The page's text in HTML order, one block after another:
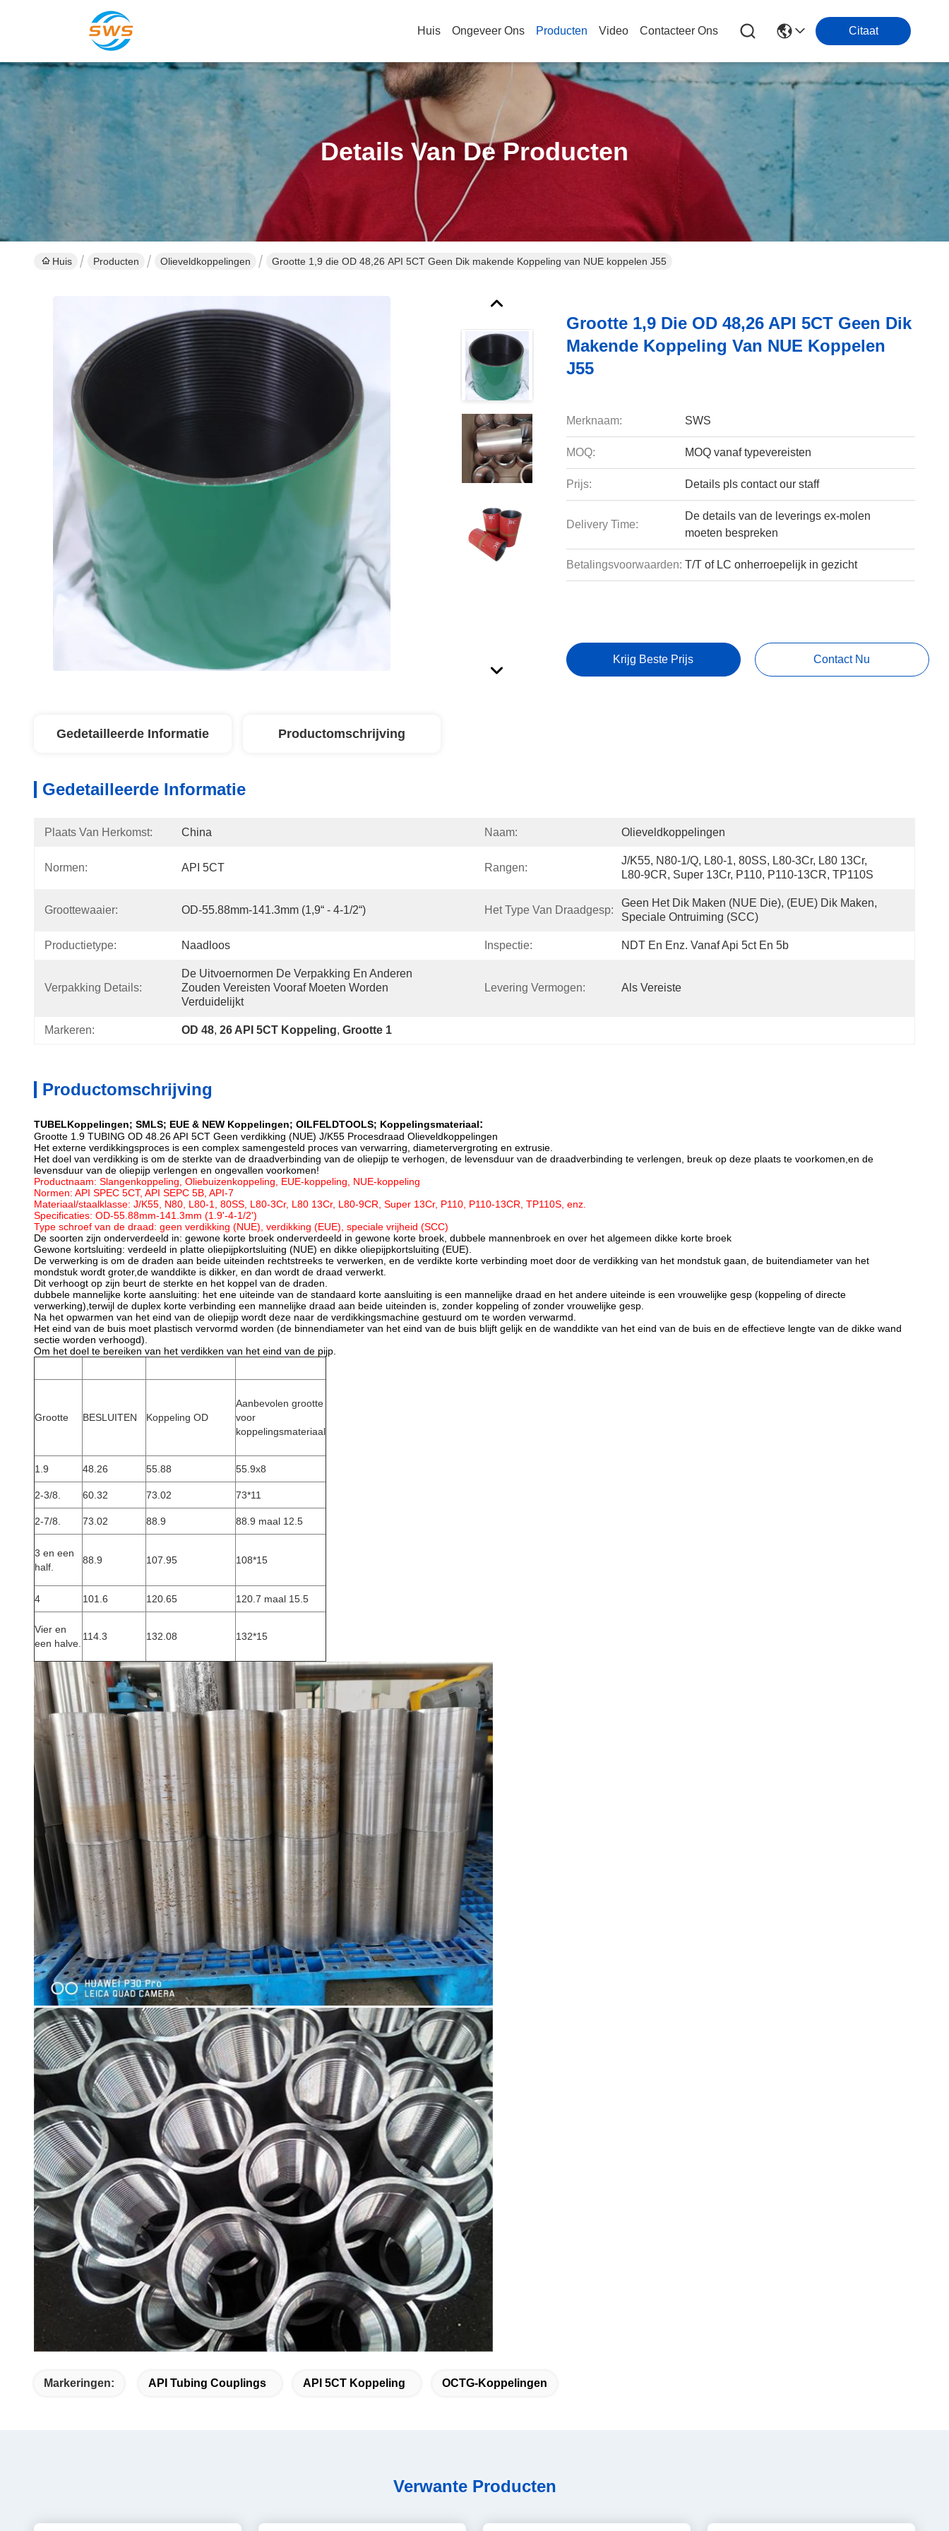
Huis Ongeveer Ons Producten Video Contacteer Ons Citaat
Details Van De Producten
Huis Producten Olieveldkoppelingen Grootte 1,9 die OD 48,26 API 5CT Geen Dik makende Koppeling van NUE koppelen J55
Grootte 1,9 Die OD 48,26 API 5CT Geen Dik
Makende Koppeling Van NUE Koppelen
J55
Merknaam: SWS
MOQ: MOQ vanaf typevereisten
Prijs: Details pls contact our staff
Delivery Time:
De details van de leverings ex-molen
moeten bespreken
Betalingsvoorwaarden: T/T of LC onherroepelijk in gezicht
Krijg Beste Prijs Contact Nu
Gedetailleerde Informatie Productomschrijving
Gedetailleerde Informatie
Plaats Van Herkomst: China Naam: Olieveldkoppelingen
Normen: API 5CT Rangen:
J/K55, N80-1/Q, L80-1, 80SS, L80-3Cr, L80 13Cr,
L80-9CR, Super 13Cr, P110, P110-13CR, TP110S
Groottewaaier: OD-55.88mm-141.3mm (1,9“ - 4-1/2“) Het Type Van Draadgesp:
Geen Het Dik Maken (NUE Die), (EUE) Dik Maken,
Speciale Ontruiming (SCC)
Productietype: Naadloos Inspectie: NDT En Enz. Vanaf Api 5ct En 5b
Verpakking Details:
De Uitvoernormen De Verpakking En Anderen
Zouden Vereisten Vooraf Moeten Worden
Verduidelijkt
Levering Vermogen: Als Vereiste
Markeren: OD 48, 26 API 5CT Koppeling, Grootte 1
Productomschrijving
TUBELKoppelingen; SMLS; EUE & NEW Koppelingen; OILFELDTOOLS; Koppelingsmateriaal:
Grootte 1.9 TUBING OD 48.26 API 5CT Geen verdikking (NUE) J/K55 Procesdraad Olieveldkoppelingen
Het externe verdikkingsproces is een complex samengesteld proces van verwarring, diametervergroting en extrusie.
Het doel van verdikking is om de sterkte van de draadverbinding van de oliepijp te verhogen, de levensduur van de draadverbinding te verlengen, breuk op deze plaats te voorkomen,en de
levensduur van de oliepijp verlengen en ongevallen voorkomen!
Productnaam: Slangenkoppeling, Oliebuizenkoppeling, EUE-koppeling, NUE-koppeling
Normen: API SPEC 5CT, API SEPC 5B, API-7
Materiaal/staalklasse: J/K55, N80, L80-1, 80SS, L80-3Cr, L80 13Cr, L80-9CR, Super 13Cr, P110, P110-13CR, TP110S, enz.
Specificaties: OD-55.88mm-141.3mm (1.9'-4-1/2')
Type schroef van de draad: geen verdikking (NUE), verdikking (EUE), speciale vrijheid (SCC)
De soorten zijn onderverdeeld in: gewone korte broek onderverdeeld in gewone korte broek, dubbele mannenbroek en over het algemeen dikke korte broek
Gewone kortsluiting: verdeeld in platte oliepijpkortsluiting (NUE) en dikke oliepijpkortsluiting (EUE).
De verwerking is om de draden aan beide uiteinden rechtstreeks te verwerken, en de verdikte korte verbinding moet door de verdikking van het mondstuk gaan, de buitendiameter van het
mondstuk wordt groter,de wanddikte is dikker, en dan wordt de draad verwerkt.
Dit verhoogt op zijn beurt de sterkte en het koppel van de draden.
dubbele mannelijke korte aansluiting: het ene uiteinde van de standaard korte aansluiting is een mannelijke draad en het andere uiteinde is een vrouwelijke gesp (koppeling of directe
verwerking),terwijl de duplex korte verbinding een mannelijke draad aan beide uiteinden is, zonder koppeling of zonder vrouwelijke gesp.
Na het opwarmen van het eind van de oliepijp wordt deze naar de verdikkingsmachine gestuurd om te worden verwarmd.
Het eind van de buis moet plastisch vervormd worden (de binnendiameter van het eind van de buis blijft gelijk en de wanddikte van het eind van de buis en de effectieve lengte van de dikke wand
sectie worden verhoogd).
Om het doel te bereiken van het verdikken van het eind van de pijp.
Grootte BESLUITEN Koppeling OD
Aanbevolen grootte
voor
koppelingsmateriaal
1.9 48.26 55.88 55.9x8
2-3/8. 60.32 73.02 73*11
2-7/8. 73.02 88.9 88.9 maal 12.5
3 en een
half.
88.9 107.95 108*15
4 101.6 120.65 120.7 maal 15.5
Vier en
een halve.
114.3 132.08 132*15
Markeringen: API Tubing Couplings API 5CT Koppeling OCTG-Koppelingen
Verwante Producten